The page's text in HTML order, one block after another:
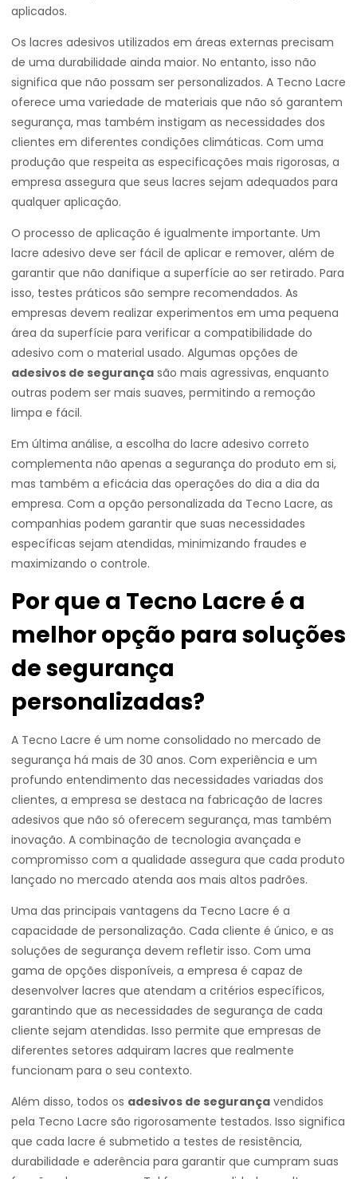
aplicados.
Os lacres adesivos utilizados em áreas externas precisam
de uma durabilidade ainda maior. No entanto, isso não
significa que não possam ser personalizados. A Tecno Lacre
oferece uma variedade de materiais que não só garantem
segurança, mas também instigam as necessidades dos
clientes em diferentes condições climáticas. Com uma
produção que respeita as especificações mais rigorosas, a
empresa assegura que seus lacres sejam adequados para
qualquer aplicação.
O processo de aplicação é igualmente importante. Um
lacre adesivo deve ser fácil de aplicar e remover, além de
garantir que não danifique a superfície ao ser retirado. Para
isso, testes práticos são sempre recomendados. As
empresas devem realizar experimentos em uma pequena
área da superfície para verificar a compatibilidade do
adesivo com o material usado. Algumas opções de
adesivos de segurança são mais agressivas, enquanto
outras podem ser mais suaves, permitindo a remoção
limpa e fácil.
Em última análise, a escolha do lacre adesivo correto
complementa não apenas a segurança do produto em si,
mas também a eficácia das operações do dia a dia da
empresa. Com a opção personalizada da Tecno Lacre, as
companhias podem garantir que suas necessidades
específicas sejam atendidas, minimizando fraudes e
maximizando o controle.
Por que a Tecno Lacre é a
melhor opção para soluções
de segurança
personalizadas?
A Tecno Lacre é um nome consolidado no mercado de
segurança há mais de 30 anos. Com experiência e um
profundo entendimento das necessidades variadas dos
clientes, a empresa se destaca na fabricação de lacres
adesivos que não só oferecem segurança, mas também
inovação. A combinação de tecnologia avançada e
compromisso com a qualidade assegura que cada produto
lançado no mercado atenda aos mais altos padrões.
Uma das principais vantagens da Tecno Lacre é a
capacidade de personalização. Cada cliente é único, e as
soluções de segurança devem refletir isso. Com uma
gama de opções disponíveis, a empresa é capaz de
desenvolver lacres que atendam a critérios específicos,
garantindo que as necessidades de segurança de cada
cliente sejam atendidas. Isso permite que empresas de
diferentes setores adquiram lacres que realmente
funcionam para o seu contexto.
Além disso, todos os adesivos de segurança vendidos
pela Tecno Lacre são rigorosamente testados. Isso significa
que cada lacre é submetido a testes de resistência,
durabilidade e aderência para garantir que cumpram suas